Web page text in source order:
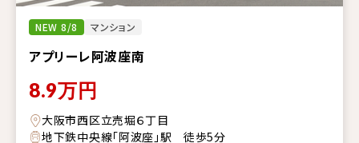
NEW 8/8 マンション
アプリーレ阿波座南
8.9万円
大阪市西区立売堀６丁目
地下鉄中央線「阿波座」駅 徒歩5分